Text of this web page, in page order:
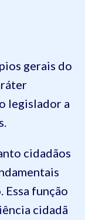
gerais do
legislador a
cidadãos
Essa função
cidadã